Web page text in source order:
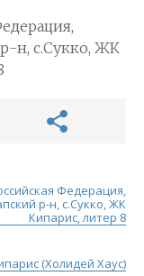
н, с.Сукко, ЖК
Федерация,
р-н, с.Сукко, ЖК
Кипарис, литер 8
(Холидей Хаус)